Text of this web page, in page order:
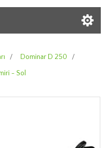
/ Dominar D 250
/
- Sol